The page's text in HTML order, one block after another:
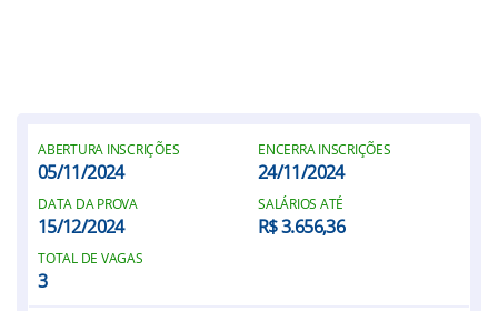
ABERTURA INSCRIÇÕES
05/11/2024
ENCERRA INSCRIÇÕES
24/11/2024
DATA DA PROVA
15/12/2024
SALÁRIOS ATÉ
R$ 3.656,36
TOTAL DE VAGAS
3